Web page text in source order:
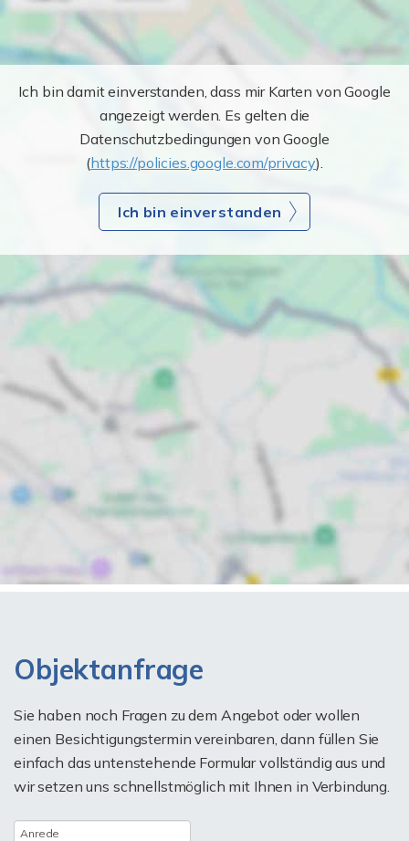
Ich bin damit einverstanden, dass mir Karten von Google
angezeigt werden. Es gelten die
Datenschutzbedingungen von Google
(https://policies.google.com/privacy).
Ich bin einverstanden
Objektanfrage
Sie haben noch Fragen zu dem Angebot oder wollen
einen Besichtigungstermin vereinbaren, dann füllen Sie
einfach das untenstehende Formular vollständig aus und
wir setzen uns schnellstmöglich mit Ihnen in Verbindung.